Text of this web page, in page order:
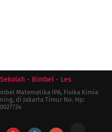
Matematika IPA, Fisika Kimia
di Jakarta Timur No. Hp: